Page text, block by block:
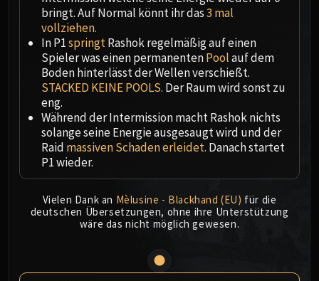
Ra-den
MANAFORGE OMEGA
Plexus Sentinel
Loom'ithar
Soulbinder Naazindhri
The Soul Hunters
Fractillus
Dimensius, the All-Devouring
MSV / HOF / TOES
The Stone Guard
Gara'jal the Spiritbinder
The Spirit Kings
bringt. Auf Normal könnt ihr das3 mal
vollziehen.
In P1springtRashok regelmäßig auf einen
Spieler was einen permanentenPoolauf dem
Boden hinterlässt der Wellen verschießt.
STACKED KEINE POOLS. Der Raum wird sonst zu
eng.
Während der Intermission macht Rashok nichts
solange seine Energie ausgesaugt wird und der
Raid massiven Schaden erleidet. Danach startet
P1 wieder.
Vielen Dank an Mèlusine - Blackhand (EU) für die
deutschen Übersetzungen, ohne ihre Unterstützung
wäre das nicht möglich gewesen.